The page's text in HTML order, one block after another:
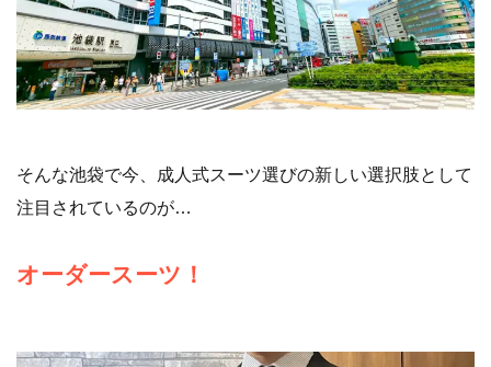
そんな池袋で今、成人式スーツ選びの新しい選択肢として
注目されているのが…
オーダースーツ！